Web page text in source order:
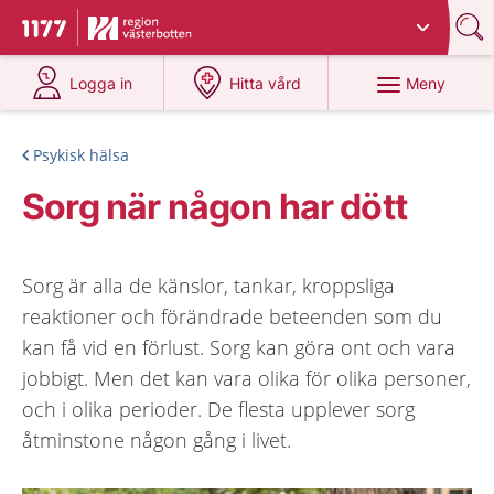
Till startsidan för 1177
Du har valt region
Logga in
på 1177.se
Hitta vård
på 1177.se
Meny
Psykisk hälsa
Sorg när någon har dött
Sorg är alla de känslor, tankar, kroppsliga
reaktioner och förändrade beteenden som du
kan få vid en förlust. Sorg kan göra ont och vara
jobbigt. Men det kan vara olika för olika personer,
och i olika perioder. De flesta upplever sorg
åtminstone någon gång i livet.